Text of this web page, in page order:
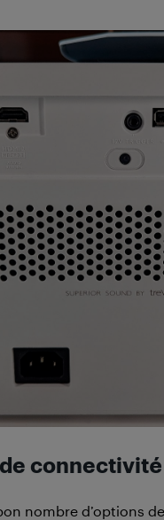
connectivité
nombre d’options